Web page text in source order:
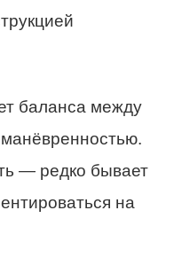
баланса между
— редко бывает
на